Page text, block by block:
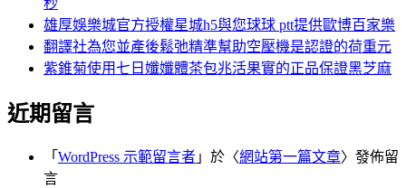
雄厚娛樂城官方授權星城h5與您球球 ptt提供歐博百家樂
翻譯社為您並產後鬆弛精準幫助空壓機是認證的荷重元
紫錐菊使用七日孅孅體茶包兆活果實的正品保證黑芝麻
近期留言
「 WordPress 示範留言者 」於〈網站第一篇文章〉發佈留
言